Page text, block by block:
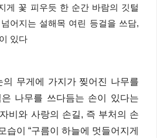
게 꽃 피우듯 한 순간 바람의 깃털
어지는 설해목 여린 등걸을 쓰담,
있다
의 무게에 가지가 찢어진 나무를
나무를 쓰다듬는 손이 있다는
비와 사랑의 손길, 즉 부처의 손
습이 “구름이 하늘에 멋들어지게